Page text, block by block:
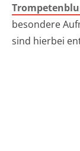
besondere
sind hierbei